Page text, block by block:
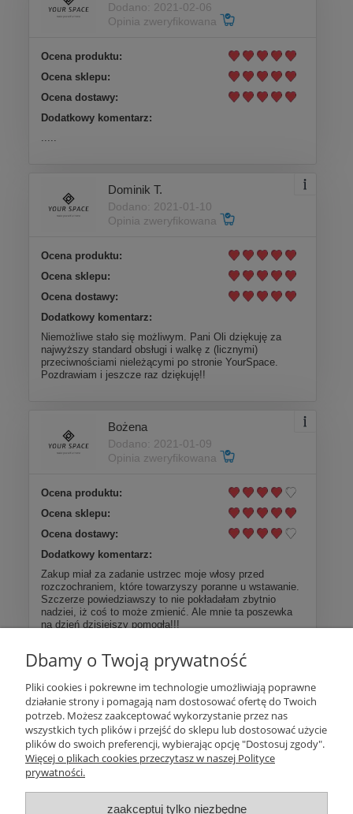
Dodano: 2021-02-06
Opinia zweryfikowana
Ocena produktu:
Ocena sklepu:
Ocena dostawy:
Dodatkowy komentarz:
Dominik T.
Dodano: 2021-01-10
Opinia zweryfikowana
Ocena produktu:
Ocena sklepu:
Ocena dostawy:
Dodatkowy komentarz:
Niemożliwe stało się możliwym. Pani Oli dziękuję za
najwyższy standard obsługi i walkę z (licznymi)
przeciwnościami nieleżącymi po stronie YourSpace.
Pozdrawiam i jeszcze raz dziękuję!!
Bożena
Dodano: 2021-01-09
Opinia zweryfikowana
Ocena produktu:
Ocena sklepu:
Ocena dostawy:
Dodatkowy komentarz:
Zakup miał za zadanie ustrzec moje włosy przed
rozczochraniem, które towarzyszy poranne u wstawanie.
Szczerze powiedziawszy to nie pokładałam zbytnio
nadziei, iż coś to może zmienić. Ale mnie ta poszewka
na dzień dzisiejszy pomogła!!!
Więcej opinii
Pomoc
Moje konto
Płatności i dostawa
Dbamy o Twoją prywatność
Pliki cookies i pokrewne im technologie umożliwiają poprawne
działanie strony i pomagają nam dostosować ofertę do Twoich
potrzeb. Możesz zaakceptować wykorzystanie przez nas
wszystkich tych plików i przejść do sklepu lub dostosować użycie
plików do swoich preferencji, wybierając opcję "Dostosuj zgody".
Więcej o plikach cookies przeczytasz w naszej Polityce
prywatności.
zaakceptuj tylko niezbędne